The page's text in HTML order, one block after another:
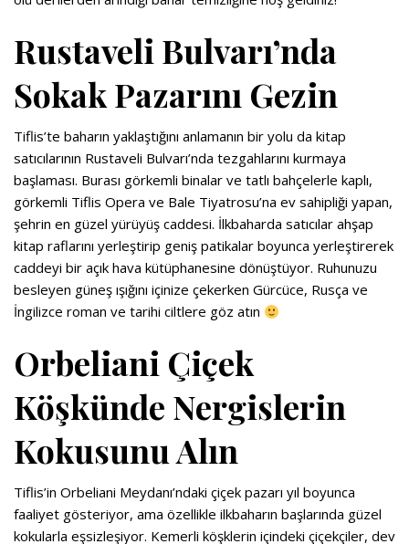
Rustaveli Bulvarı’nda
Sokak Pazarını Gezin
Tiflis’te baharın yaklaştığını anlamanın bir yolu da kitap
satıcılarının Rustaveli Bulvarı’nda tezgahlarını kurmaya
başlaması. Burası görkemli binalar ve tatlı bahçelerle kaplı,
görkemli Tiflis Opera ve Bale Tiyatrosu’na ev sahipliği yapan,
şehrin en güzel yürüyüş caddesi. İlkbaharda satıcılar ahşap
kitap raflarını yerleştirip geniş patikalar boyunca yerleştirerek
caddeyi bir açık hava kütüphanesine dönüştüyor. Ruhunuzu
besleyen güneş ışığını içinize çekerken Gürcüce, Rusça ve
İngilizce roman ve tarihi ciltlere göz atın
Orbeliani Çiçek
Köşkünde Nergislerin
Kokusunu Alın
Tiflis’in Orbeliani Meydanı’ndaki çiçek pazarı yıl boyunca
faaliyet gösteriyor, ama özellikle ilkbaharın başlarında güzel
kokularla eşsizleşiyor. Kemerli köşklerin içindeki çiçekçiler, dev